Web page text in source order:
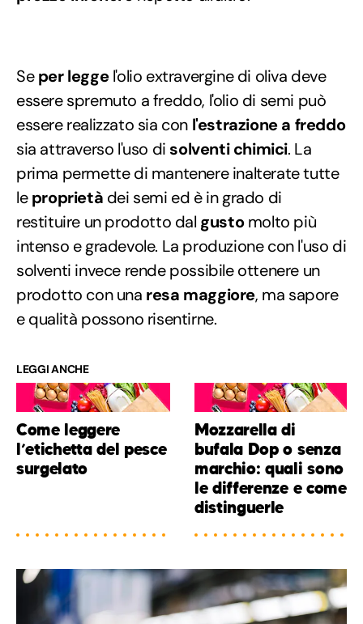
Seper leggel'olio extravergine di oliva deve
essere spremuto a freddo, l'olio di semi può
essere realizzato sia con l'estrazione a freddo
sia attraverso l'uso di solventi chimici. La
prima permette di mantenere inalterate tutte
leproprietà dei semi ed è in grado di
restituire un prodotto dal gustomolto più
intenso e gradevole. La produzione con l'uso di
solventi invece rende possibile ottenere un
prodotto con una resa maggiore, ma sapore
e qualità possono risentirne.
LEGGI ANCHE
Come leggere
l’etichetta del pesce
surgelato
Mozzarella di
bufala Dop o senza
marchio: quali sono
le differenze e come
distinguerle